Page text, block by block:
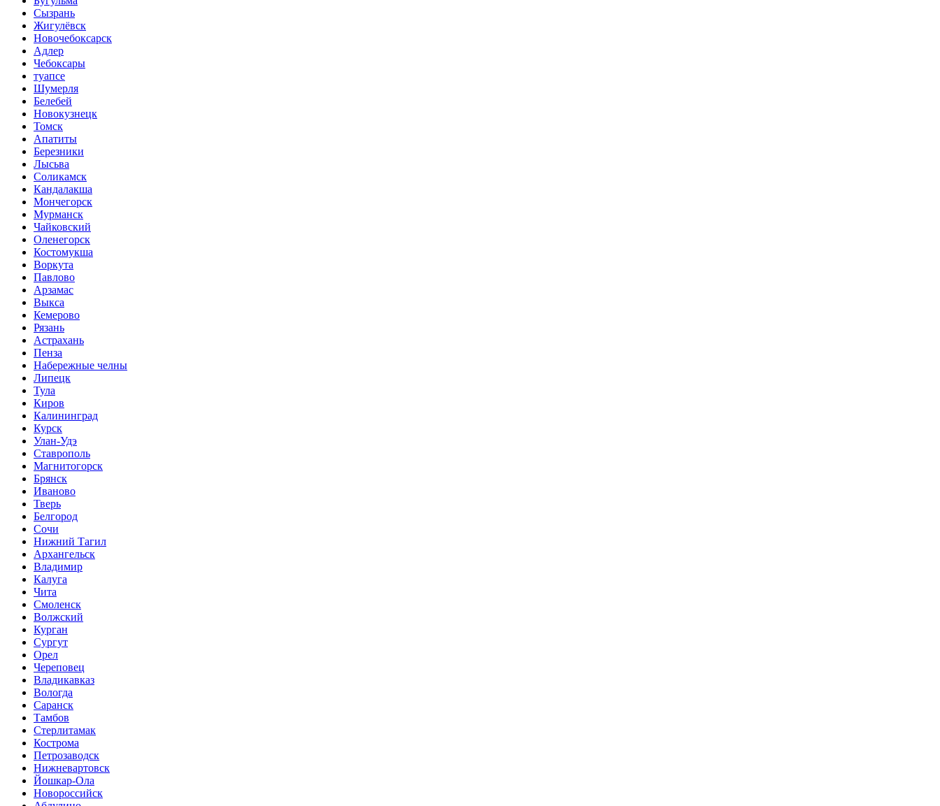
Сызрань
Жигулёвск
Новочебоксарск
Адлер
Чебоксары
туапсе
Шумерля
Белебей
Новокузнецк
Томск
Апатиты
Березники
Лысьва
Соликамск
Кандалакша
Мончегорск
Мурманск
Чайковский
Оленегорск
Костомукша
Воркута
Павлово
Арзамас
Выкса
Кемерово
Рязань
Астрахань
Пенза
Набережные челны
Липецк
Тула
Киров
Калининград
Курск
Улан-Удэ
Ставрополь
Магнитогорск
Брянск
Иваново
Тверь
Белгород
Сочи
Нижний Тагил
Архангельск
Владимир
Калуга
Чита
Смоленск
Волжский
Курган
Сургут
Орел
Череповец
Владикавказ
Вологда
Саранск
Тамбов
Стерлитамак
Кострома
Петрозаводск
Нижневартовск
Йошкар-Ола
Новороссийск